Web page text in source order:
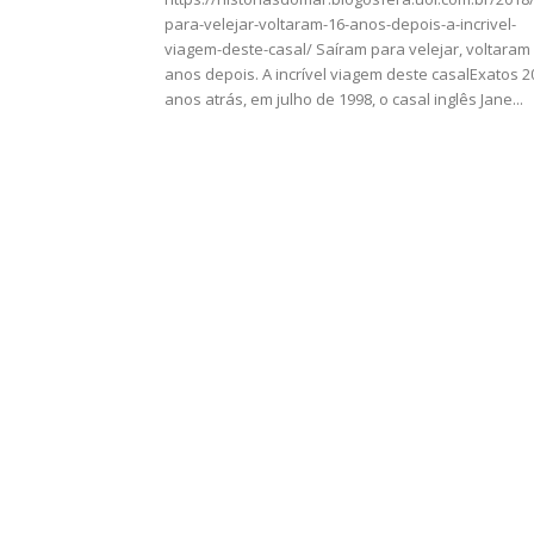
para-velejar-voltaram-16-anos-depois-a-incrivel-
viagem-deste-casal/ Saíram para velejar, voltaram
anos depois. A incrível viagem deste casalExatos
anos atrás, em julho de 1998, o casal inglês Jane...